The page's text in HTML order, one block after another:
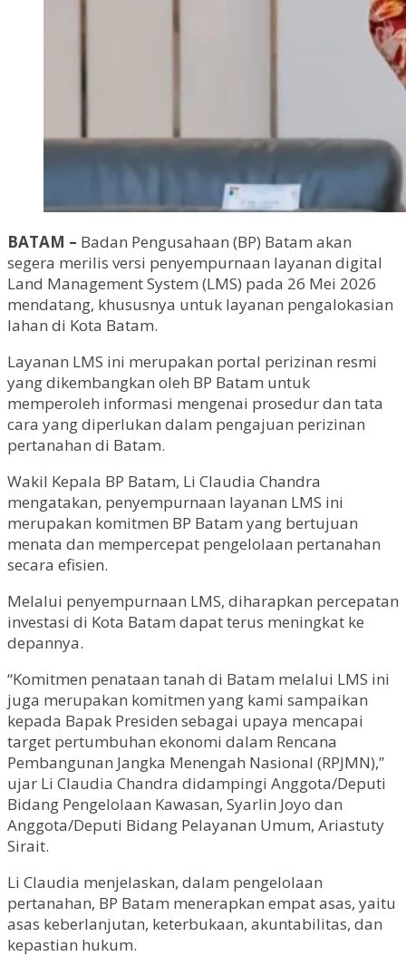
BATAM – Badan Pengusahaan (BP) Batam akan
segera merilis versi penyempurnaan layanan digital
Land Management System (LMS) pada 26 Mei 2026
mendatang, khususnya untuk layanan pengalokasian
lahan di Kota Batam.
Layanan LMS ini merupakan portal perizinan resmi
yang dikembangkan oleh BP Batam untuk
memperoleh informasi mengenai prosedur dan tata
cara yang diperlukan dalam pengajuan perizinan
pertanahan di Batam.
Wakil Kepala BP Batam, Li Claudia Chandra
mengatakan, penyempurnaan layanan LMS ini
merupakan komitmen BP Batam yang bertujuan
menata dan mempercepat pengelolaan pertanahan
secara efisien.
Melalui penyempurnaan LMS, diharapkan percepatan
investasi di Kota Batam dapat terus meningkat ke
depannya.
“Komitmen penataan tanah di Batam melalui LMS ini
juga merupakan komitmen yang kami sampaikan
kepada Bapak Presiden sebagai upaya mencapai
target pertumbuhan ekonomi dalam Rencana
Pembangunan Jangka Menengah Nasional (RPJMN),”
ujar Li Claudia Chandra didampingi Anggota/Deputi
Bidang Pengelolaan Kawasan, Syarlin Joyo dan
Anggota/Deputi Bidang Pelayanan Umum, Ariastuty
Sirait.
Li Claudia menjelaskan, dalam pengelolaan
pertanahan, BP Batam menerapkan empat asas, yaitu
asas keberlanjutan, keterbukaan, akuntabilitas, dan
kepastian hukum.